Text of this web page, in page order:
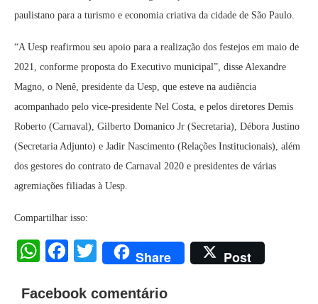
paulistano para a turismo e economia criativa da cidade de São Paulo.
“A Uesp reafirmou seu apoio para a realização dos festejos em maio de
2021, conforme proposta do Executivo municipal”, disse Alexandre
Magno, o Nenê, presidente da Uesp, que esteve na audiência
acompanhado pelo vice-presidente Nel Costa, e pelos diretores Demis
Roberto (Carnaval), Gilberto Domanico Jr (Secretaria), Débora Justino
(Secretaria Adjunto) e Jadir Nascimento (Relações Institucionais), além
dos gestores do contrato de Carnaval 2020 e presidentes de várias
agremiações filiadas à Uesp.
Compartilhar isso:
WhatsApp
Facebook
Twitter
Share Post
Facebook comentário